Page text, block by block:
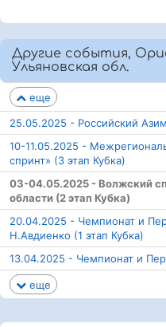
Другие события,
Ульяновская обл.
еще
25.05.2025 - Российский
10-11.05.2025 -
спринт» (3 этап Кубка)
03-04.05.2025 - Волжский
области (2 этап Кубка)
20.04.2025 - Чемпионат и
Н.Авдиенко (1 этап Кубка)
13.04.2025 - Чемпионат и
еще